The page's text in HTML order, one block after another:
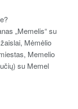
„Memelis“ su
Mėmėlio
Memelio
su Memel